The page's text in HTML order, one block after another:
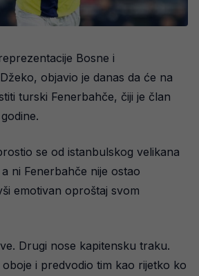
Bosne i
objavio je danas da će na
turski Fenerbahče, čiji je član
se od istanbulskog velikana
ni Fenerbahče nije ostao
emotivan oproštaj svom
Drugi nose kapitensku traku.
i predvodio tim kao rijetko ko